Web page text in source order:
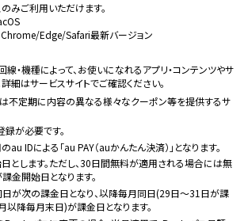
みご利用いただけます。
Edge/Safari最新バージョン
細はサービスサイトでご確認ください。
録が必要です。
au IDによる「au PAY（auかんたん決済）」となります。
金開始日となります。
以降毎月末日)が課金日となります。